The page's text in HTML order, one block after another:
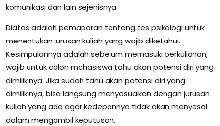
komunikasi dan lain sejenisnya.
Diatas adalah pemaparan tentang tes psikologi untuk
menentukan jurusan kuliah yang wajib diketahui.
Kesimpulannya adalah sebelum memasuki perkuliahan,
wajib untuk calon mahasiswa tahu akan potensi diri yang
dimilikinya. Jika sudah tahu akan potensi diri yang
dimilikinya, bisa langsung menyesuaikan dengan jurusan
kuliah yang ada agar kedepannya tidak akan menyesal
dalam mengambil keputusan.